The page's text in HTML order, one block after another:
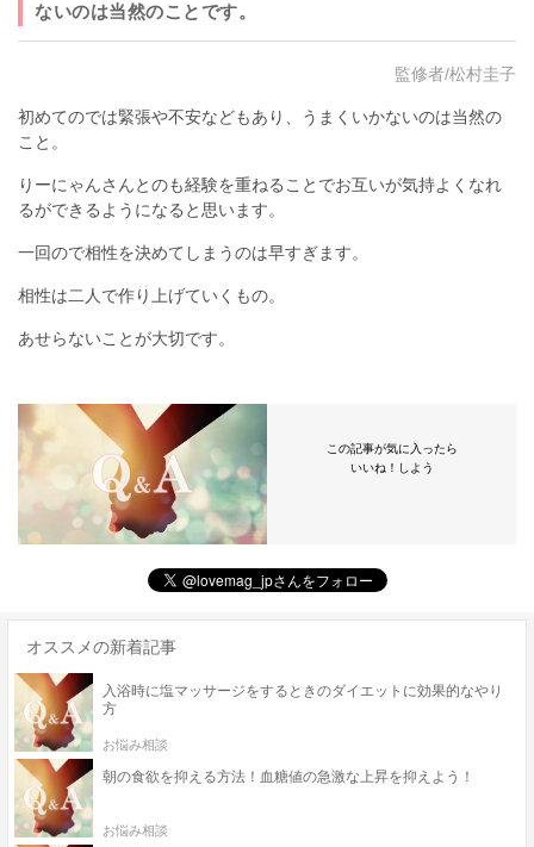
ないのは当然のことです。
監修者/松村圭子
初めてのでは緊張や不安などもあり、うまくいかないのは当然の
こと。
りーにゃんさんとのも経験を重ねることでお互いが気持よくなれ
るができるようになると思います。
一回ので相性を決めてしまうのは早すぎます。
相性は二人で作り上げていくもの。
あせらないことが大切です。
この記事が気に入ったら
いいね！しよう
オススメの新着記事
入浴時に塩マッサージをするときのダイエットに効果的なやり
方
お悩み相談
朝の食欲を抑える方法！血糖値の急激な上昇を抑えよう！
お悩み相談